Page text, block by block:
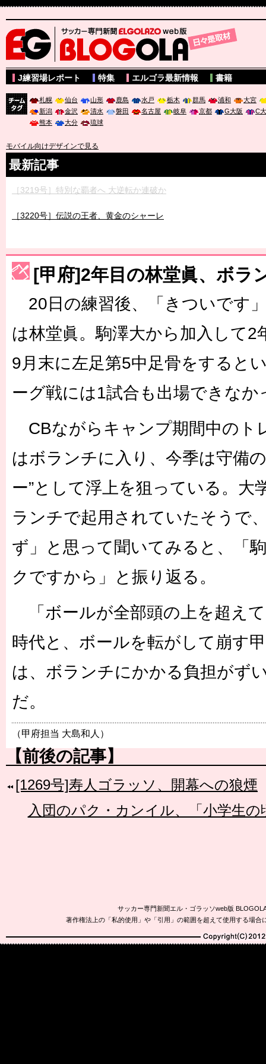
サッカー専門新聞ELGOLAZO web版 BLOGOLA
J練習場レポート 特集 エルゴラ最新情報 書籍
札幌 仙台 山形 鹿島 水戸 栃木 群馬 浦和
大宮
新潟
金沢 清水 磐田 名古屋 岐阜 京都 G大阪
C
熊本
大分 琉球
モバイル向けデザインで見る
最新記事
［3219号］特別な覇者へ 大逆転か連破か
［3220号］伝説の王者、黄金のシャーレ
［3230号］世界一への夢は終わらない
［3223号］一丸。日本出陣
［3222号］史上最大のW杯開幕 注目は「個」
長谷川 アーリアジャスールさんがシンポジウム「気候変動から命
[甲府]2年目の林堂眞、ボラ
20日の練習後、「きついです
は林堂眞。駒澤大から加入して2
9月末に左足第5中足骨をすると
ーグ戦には1試合も出場できなか
CBながらキャンプ期間中のト
はボランチに入り、今季は守備
ー”として浮上を狙っている。大
ランチで起用されていたそうで
ず」と思って聞いてみると、「
クですから」と振り返る。
「ボールが全部頭の上を超え
時代と、ボールを転がして崩す
は、ボランチにかかる負担がず
だ。
（甲府担当 大島和人）
【前後の記事】
[1269号]寿人ゴラッソ、開幕への狼煙
入団のパク・カンイル、「小学生
サッカー専門新聞エル・ゴラッソweb版
著作権法上の「私的使用」や「引用」の範囲を超えて使用する場
Copyright(C)2010-